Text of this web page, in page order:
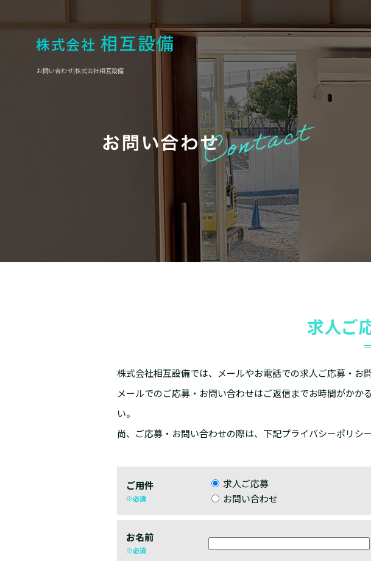
お問い合わせ|株式会社相互設備
求人ご
株式会社相互設備では、メールやお電話での求人ご応募・お
メールでのご応募・お問い合わせはご返信までお時間がか
い。
尚、ご応募・お問い合わせの際は、下記プライバシーポリシ
ご用件
※必須
求人ご応募
お問い合わせ
お名前
※必須